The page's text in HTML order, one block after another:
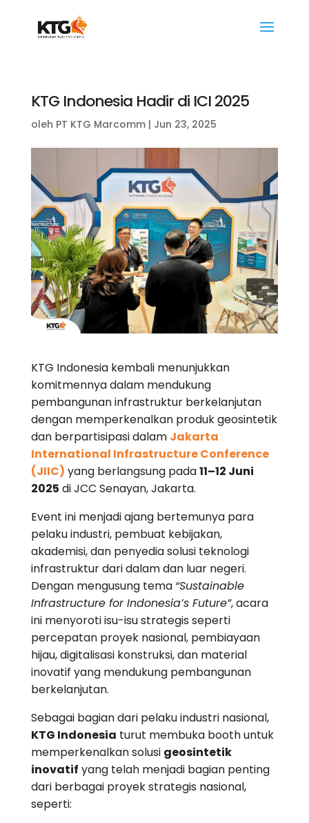
KTG Indonesia Hadir di ICI 2025
oleh PT KTG Marcomm| Jun 23, 2025
KTG Indonesia kembali menunjukkan
komitmennya dalam mendukung
pembangunan infrastruktur berkelanjutan
dengan memperkenalkan produk geosintetik
dan berpartisipasi dalam Jakarta
International Infrastructure Conference
(JIIC) yang berlangsung pada11–12 Juni
2025 di JCC Senayan, Jakarta.
Event ini menjadi ajang bertemunya para
pelaku industri, pembuat kebijakan,
akademisi, dan penyedia solusi teknologi
infrastruktur dari dalam dan luar negeri.
Dengan mengusung tema “Sustainable
Infrastructure for Indonesia’s Future”, acara
ini menyoroti isu-isu strategis seperti
percepatan proyek nasional, pembiayaan
hijau, digitalisasi konstruksi, dan material
inovatif yang mendukung pembangunan
berkelanjutan.
Sebagai bagian dari pelaku industri nasional,
KTG Indonesia turut membuka booth untuk
memperkenalkan solusi geosintetik
inovatif yang telah menjadi bagian penting
dari berbagai proyek strategis nasional,
seperti: